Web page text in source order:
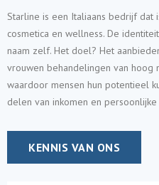
Starline is een Italiaans bedrijf dat
cosmetica en wellness. De
naam zelf. Het doel? Het
vrouwen behandelingen van hoog
waardoor mensen hun potentieel
delen van inkomen en
KENNIS VAN ONS